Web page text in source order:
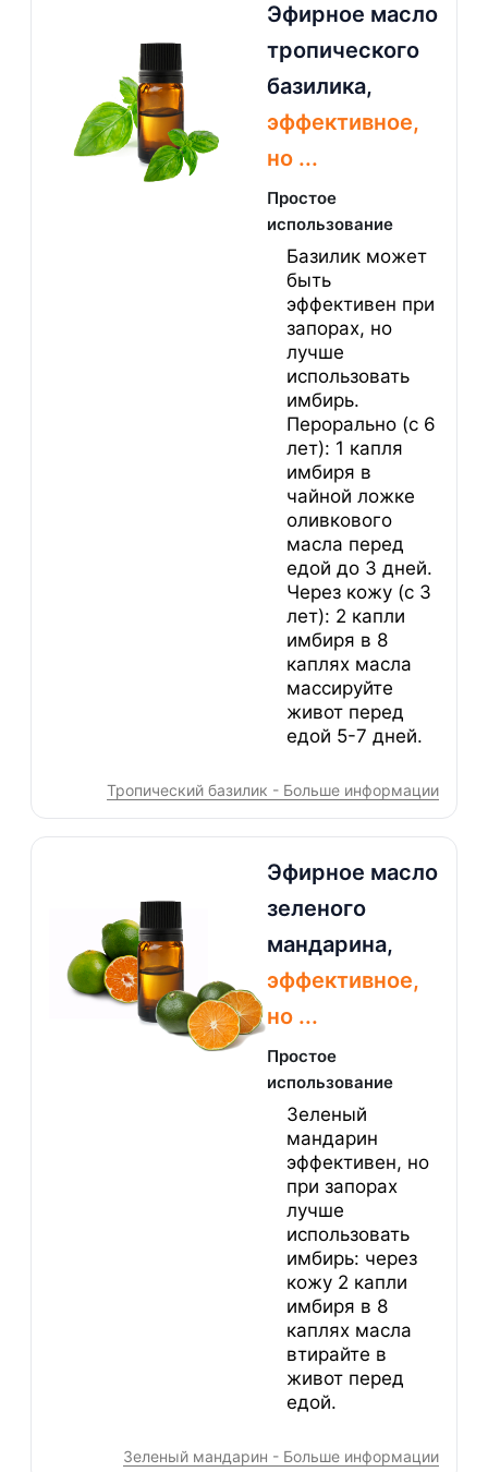
Эфирное масло
тропического
базилика,
эффективное,
но ...
Простое
использование
Базилик может
быть
эффективен при
запорах, но
лучше
использовать
имбирь.
Перорально (с 6
лет): 1 капля
имбиря в
чайной ложке
оливкового
масла перед
едой до 3 дней.
Через кожу (с 3
лет): 2 капли
имбиря в 8
каплях масла
массируйте
живот перед
едой 5-7 дней.
Тропический базилик - Больше информации
Эфирное масло
зеленого
мандарина,
эффективное,
но ...
Простое
использование
Зеленый
мандарин
эффективен, но
при запорах
лучше
использовать
имбирь: через
кожу 2 капли
имбиря в 8
каплях масла
втирайте в
живот перед
едой.
Зеленый мандарин - Больше информации